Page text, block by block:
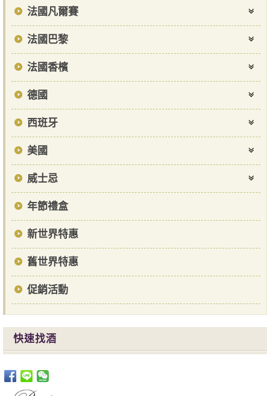
法國凡爾賽
法國巴黎
法國香檳
德國
西班牙
美國
威士忌
年節禮盒
新世界特惠
舊世界特惠
促銷活動
快速找酒